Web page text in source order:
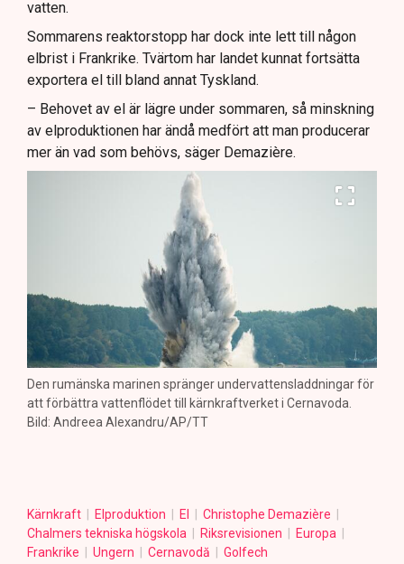
vatten.
Sommarens reaktorstopp har dock inte lett till någon
elbrist i Frankrike. Tvärtom har landet kunnat fortsätta
exportera el till bland annat Tyskland.
– Behovet av el är lägre under sommaren, så minskning
av elproduktionen har ändå medfört att man producerar
mer än vad som behövs, säger Demazière.
Den rumänska marinen spränger undervattensladdningar för
att förbättra vattenflödet till kärnkraftverket i Cernavoda.
Bild: Andreea Alexandru/AP/TT
Kärnkraft Elproduktion El
Christophe Demazière
Chalmers tekniska högskola
Riksrevisionen
Europa
Frankrike
Ungern Cernavodă Golfech